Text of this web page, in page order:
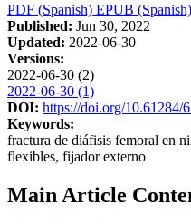
PDF (Spanish) EPUB (Spanish)
Published: Jun 30, 2022
Updated: 2022-06-30
Versions:
2022-06-30 (2)
2022-06-30 (1)
DOI: https://doi.org/10.61284/
Keywords:
fractura de diáfisis femoral en
flexibles, fijador externo
Main Article